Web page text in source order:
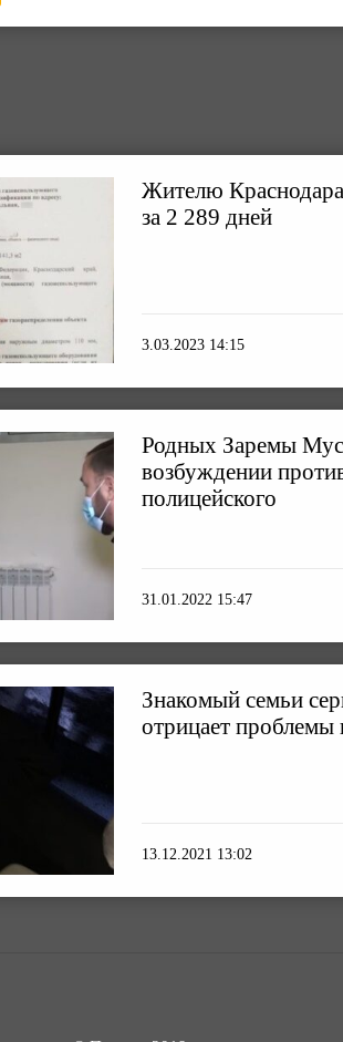
Жителю
за 2 289 дней
3.03.2023 14:15
Родных Заремы
возбуждении
полицейского
31.01.2022 15:47
Знакомый семьи
отрицает проблемы
13.12.2021 13:02